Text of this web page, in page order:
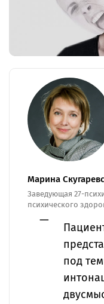
Марина
Заведующая 27-
психического
под